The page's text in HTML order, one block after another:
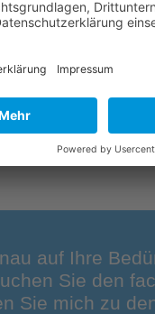
GRÄFENBERG
auf Ihre
Sie den
Sie mich zu